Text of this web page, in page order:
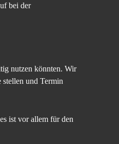
bei der
nutzen könnten. Wir
und Termin
ist vor allem für den